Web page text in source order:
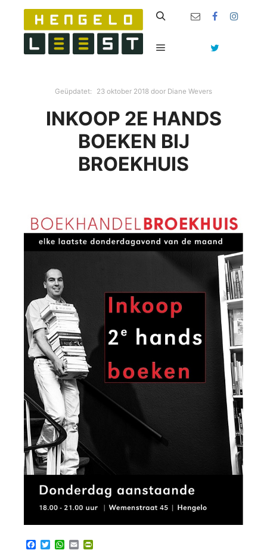
Geüpdatet: 23 oktober 2018 door Diane Wevers
INKOOP 2E HANDS
BOEKEN BIJ
BROEKHUIS
Facebook
TwitterWhatsApp
Email